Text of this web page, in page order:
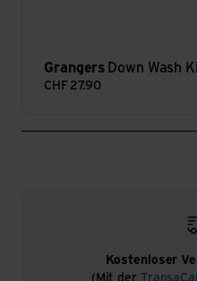
Grangers Down Wash
CHF 27.90
Kostenloser
(Mit der